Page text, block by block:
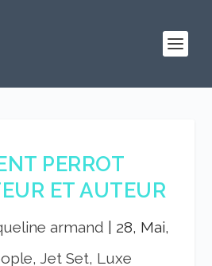
PERROT
ET AUTEUR
armand
28, Mai,
Jet Set, Luxe